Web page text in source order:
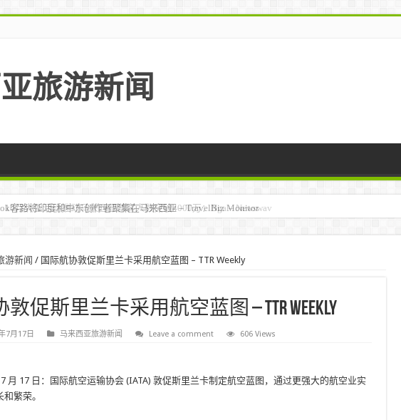
旅游新闻
客路将印度和中东创作者聚集在马来西亚 – TravelBiz Monitor
游新闻 / 国际航协敦促斯里兰卡采用航空蓝图 – TTR Weekly
促斯里兰卡采用航空蓝图 – TTR Weekly
7月17日 马来西亚旅游新闻 Leave a comment 606 Views
月 17 日：国际航空运输协会 (IATA) 敦促斯里兰卡制定航空蓝图，通过更强大的航空业实
繁荣。